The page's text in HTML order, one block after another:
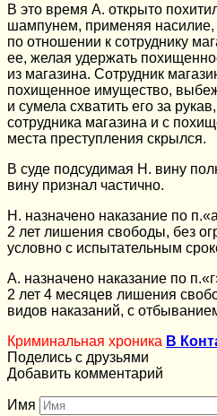
В это время А. открыто
шампунем, применяя насилие,
по отношении к сотруднику
ее, желая удержать
из магазина. Сотрудник
похищенное имущество,
и сумела схватить его за
сотрудника магазина и с
места преступления скрылся.
В суде подсудимая Н. вину
вину признал частично.
Н. назначено наказание по
2 лет лишения свободы, без
условно с испытательным
А. назначено наказание по
2 лет 4 месяцев лишения
видов наказаний, с
Криминальная хроника В
Поделись с друзьями
Добавить комментарий
Имя